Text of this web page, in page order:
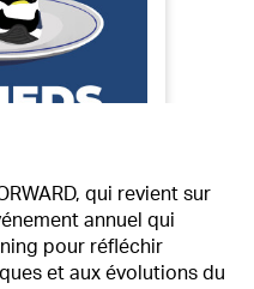
qui revient sur
annuel qui
pour réfléchir
et aux évolutions du